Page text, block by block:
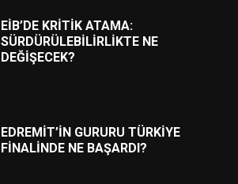
EİB’DE KRİTİK ATAMA:
SÜRDÜRÜLEBİLİRLİKTE NE
DEĞİŞECEK?
EDREMİT’İN GURURU TÜRKİYE
FİNALİNDE NE BAŞARDI?